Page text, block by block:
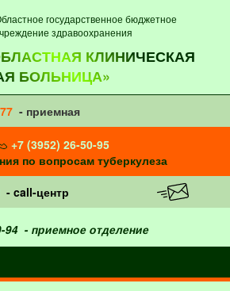
государственное бюджетное
здравоохранения
КЛИНИЧЕСКАЯ
БОЛЬНИЦА»
- приемная
+7 (3952) 26-50-95
по вопросам туберкулеза
- call-центр
94- приемное отделение